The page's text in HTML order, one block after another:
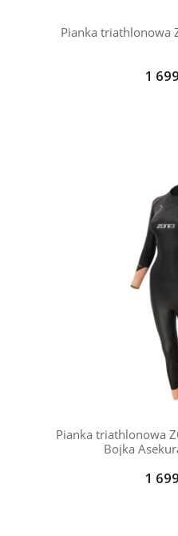
Pianka triathlonowa
1
Pianka triathlonowa
Bojka
1